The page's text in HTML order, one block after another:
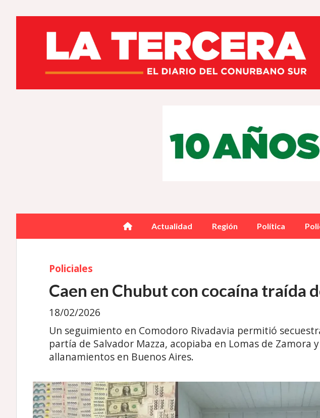
Actualidad Región Política
Caen en Chubut con cocaína traída
Un seguimiento en Comodoro Rivadavia permitió
partía de Salvador Mazza, acopiaba en Lomas de
allanamientos en Buenos Aires.
Policiales
18/02/2026